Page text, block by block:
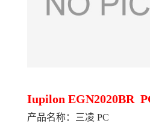
Iupilon EGN2020BR
产品名称：三凌 PC